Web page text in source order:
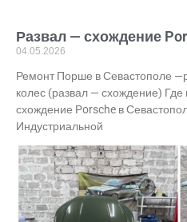
Развал — схождение
04.05.2026
Ремонт Порше в Севастополе
колес (развал — схождение)
схождение Porsche в
Индустриальной